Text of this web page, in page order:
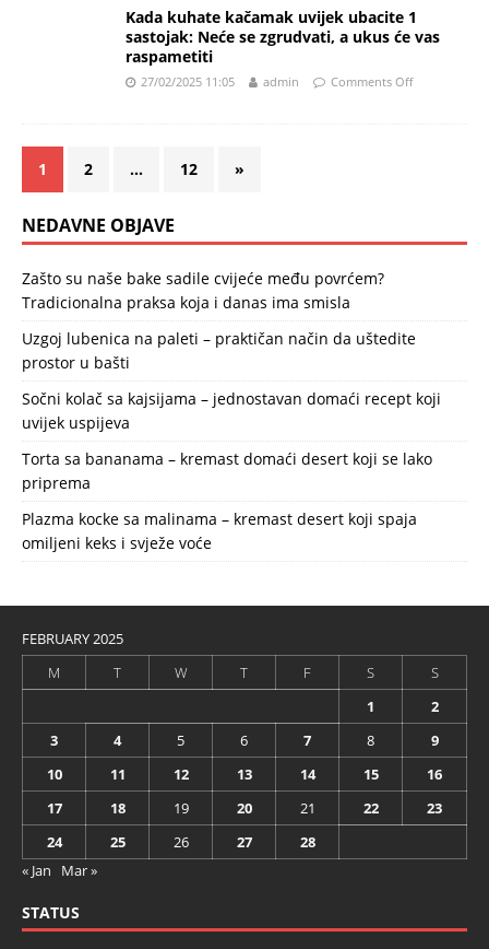
Kada kuhate kačamak uvijek ubacite 1
sastojak: Neće se zgrudvati, a ukus će vas
raspametiti
27/02/2025 11:05 admin Comments Off
1 2 … 12 »
NEDAVNE OBJAVE
Zašto su naše bake sadile cvijeće među povrćem?
Tradicionalna praksa koja i danas ima smisla
Uzgoj lubenica na paleti – praktičan način da uštedite
prostor u bašti
Sočni kolač sa kajsijama – jednostavan domaći recept koji
uvijek uspijeva
Torta sa bananama – kremast domaći desert koji se lako
priprema
Plazma kocke sa malinama – kremast desert koji spaja
omiljeni keks i svježe voće
FEBRUARY 2025
M
T W T F S
S
1
2
3
4 5 6 7 8
9
10
11 12 13 14 15
16
17
18 19 20 21 22
23
24
25 26 27
28
« Jan
Mar »
STATUS